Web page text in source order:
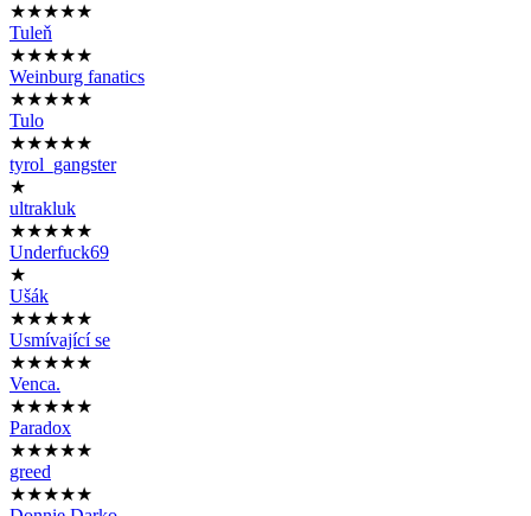
★★★★★
Tuleň
★★★★★
Weinburg fanatics
★★★★★
Tulo
★★★★★
tyrol_gangster
★
ultrakluk
★★★★★
Underfuck69
★
Ušák
★★★★★
Usmívající se
★★★★★
Venca.
★★★★★
Paradox
★★★★★
greed
★★★★★